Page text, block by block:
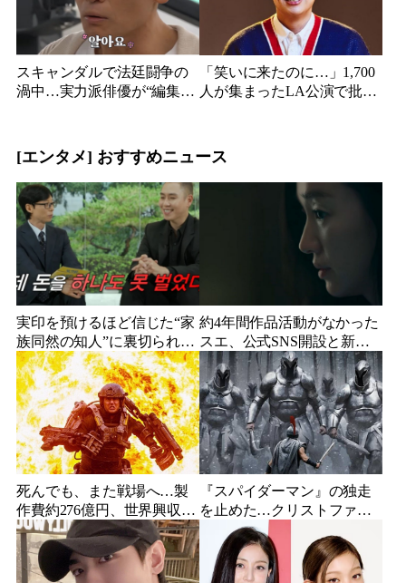
スキャンダルで法廷闘争の
渦中…実力派俳優が“編集な
「笑いに来たのに…」1,700
人が集まったLA公演で批判
[エンタメ] おすすめニュース
実印を預けるほど信じた“家
族同然の知人”に裏切られ
た…収益9対1、10年間の奴
隷契約で人生が一変
約4年間作品活動がなかった
スエ、公式SNS開設と新ビ
ジュアル公開で復帰説が急
浮上
死んでも、また戦場へ…製
作費約276億円、世界興収
584億円のSF大作『オール・
ユー・ニード・イズ・キ
ル』がついに配信
『スパイダーマン』の独走
を止めた…クリストファ
ー・ノーラン史上最大、390
億円の超大作がついに韓国
上陸